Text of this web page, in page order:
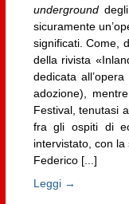
undergrounddegli
sicuramente
significati. Come,
della rivista
dedicata
adozione),
Festival, tenutasi
fra gli ospiti di
intervistato, con
Federico [...]
Leggi →